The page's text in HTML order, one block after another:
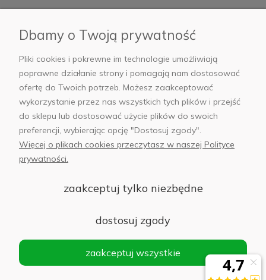
AB Foto
sklep@abfoto.pl
+48 797 971 275
© 2025 Wszelkie prawa zastrzeżone. Serwis własnością:
Sp. z o.o.
Siedziba: 02-486 WARSZAWA, Al. Jerozolimskie 176, NIP
1132646403 KRS nr 0000271999
Dbamy o Twoją prywatność
Pliki cookies i pokrewne im technologie umożliwiają
poprawne działanie strony i pomagają nam dostosować
ofertę do Twoich potrzeb. Możesz zaakceptować
wykorzystanie przez nas wszystkich tych plików i przejść
do sklepu lub dostosować użycie plików do swoich
preferencji, wybierając opcję "Dostosuj zgody".
Więcej o plikach cookies przeczytasz w naszej Polityce
prywatności.
zaakceptuj tylko niezbędne
dostosuj zgody
zaakceptuj wszystkie